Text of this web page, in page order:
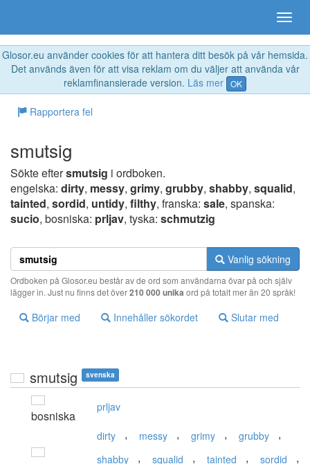
Glosor.eu använder cookies för att hantera ditt besök på vår hemsida.
Det används även för att visa reklam om du väljer att använda vår
reklamfinansierade version. Läs mer OK
Rapportera fel
smutsig
Sökte eftersmutsig i ordboken.
engelska: dirty, messy, grimy, grubby, shabby, squalid,
tainted, sordid, untidy, filthy, franska: sale, spanska:
sucio, bosniska: prljav, tyska: schmutzig
Vanlig sökning
Ordboken på Glosor.eu består av de ord som användarna övar på och själv
lägger in. Just nu finns det över210 000 unika ord på totalt mer än 20 språk!
Börjar med Innehåller sökordet Slutar med
smutsig svenska
bosniska
prljav
dirty , messy , grimy , grubby ,
shabby , squalid , tainted , sordid ,